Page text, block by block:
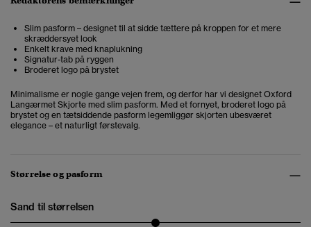
Slim pasform – designet til at sidde tættere på kroppen for et mere
skræddersyet look
Enkelt krave med knaplukning
Signatur-tab på ryggen
Broderet logo på brystet
Minimalisme er nogle gange vejen frem, og derfor har vi designet Oxford
Langærmet Skjorte med slim pasform. Med et fornyet, broderet logo på
brystet og en tætsiddende pasform legemliggør skjorten ubesværet
elegance – et naturligt førstevalg.
Størrelse og pasform
Sand til størrelsen